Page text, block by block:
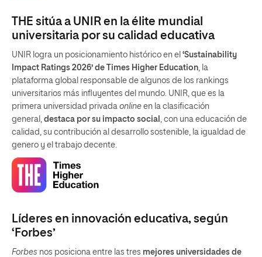
THE sitúa a UNIR en la élite mundial
universitaria por su calidad educativa
UNIR logra un posicionamiento histórico en el ‘Sustainability
Impact Ratings 2026’ de Times Higher Education, la
plataforma global responsable de algunos de los rankings
universitarios más influyentes del mundo. UNIR, que es la
primera universidad privada online en la clasificación
general, destaca por su impacto social , con una educación de
calidad, su contribución al desarrollo sostenible, la igualdad de
genero y el trabajo decente.
Líderes en innovación educativa, según
‘Forbes’
Forbes nos posiciona entre las tres mejores universidades de